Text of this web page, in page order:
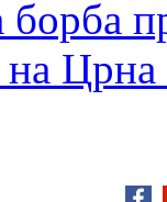
борба
Црна